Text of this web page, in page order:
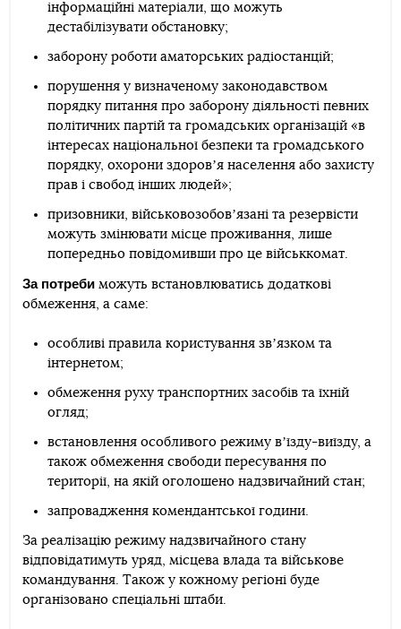
інформаційні матеріали, що можуть
дестабілізувати обстановку;
заборону роботи аматорських радіостанцій;
порушення у визначеному законодавством
порядку питання про заборону діяльності певних
політичних партій та громадських організацій «в
інтересах національної безпеки та громадського
порядку, охорони здоровʼя населення або захисту
прав і свобод інших людей»;
призовники, військовозобовʼязані та резервісти
можуть змінювати місце проживання, лише
попередньо повідомивши про це військкомат.
За потреби можуть встановлюватись додаткові
обмеження, а саме:
особливі правила користування звʼязком та
інтернетом;
обмеження руху транспортних засобів та їхній
огляд;
встановлення особливого режиму вʼїзду-виїзду, а
також обмеження свободи пересування по
території, на якій оголошено надзвичайний стан;
запровадження комендантської години.
За реалізацію режиму надзвичайного стану
відповідатимуть уряд, місцева влада та військове
командування. Також у кожному регіоні буде
організовано спеціальні штаби.